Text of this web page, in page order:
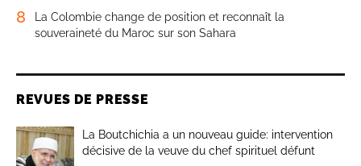
8
La Colombie change de position et reconnaît la
souveraineté du Maroc sur son Sahara
REVUES DE PRESSE
La Boutchichia a un nouveau guide: intervention
décisive de la veuve du chef spirituel défunt